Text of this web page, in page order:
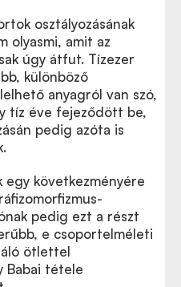
osztályozásának
olyasmi, amit az
úgy átfut. Tízezer
különböző
anyagról van szó,
tíz éve fejeződött be,
pedig azóta is
egy következményére
pedig ezt a részt
e csoportelméleti
ötlettel
Babai tétele